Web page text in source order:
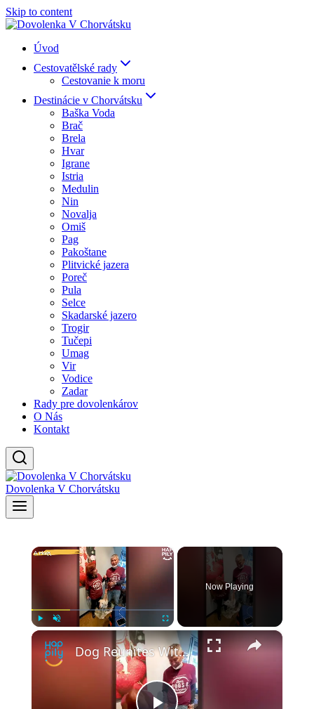
Skip to content
Úvod
Cestovatělské rady
Cestovanie k moru
Destinácie v Chorvátsku
Baška Voda
Brač
Brela
Hvar
Igrane
Istria
Medulin
Nin
Novalja
Omiš
Pag
Pakoštane
Plitvické jazera
Poreč
Pula
Selce
Skadarské jazero
Trogir
Tučepi
Umag
Vir
Vodice
Zadar
Rady pre dovolenkárov
O Nás
Kontakt
Dovolenka V Chorvátsku
×
Fullscreen
Now Playing
×
Dog Reunites With Military Owner In Time For Holidays | Happily TV